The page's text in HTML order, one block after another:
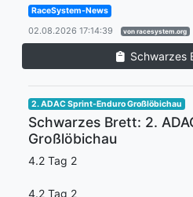
RaceSystem-News
02.08.2026 17:14:39 von racesystem.org
Schwarzes
2. ADAC Sprint-Enduro Großlöbichau
Schwarzes Brett: 2.
Großlöbichau
4.2 Tag 2
4.2 Tag 2